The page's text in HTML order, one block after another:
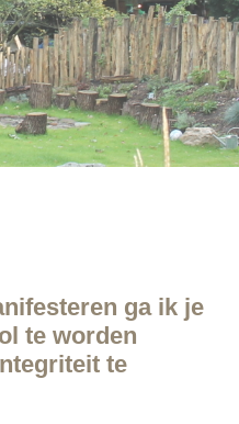
ga ik je
te worden
te